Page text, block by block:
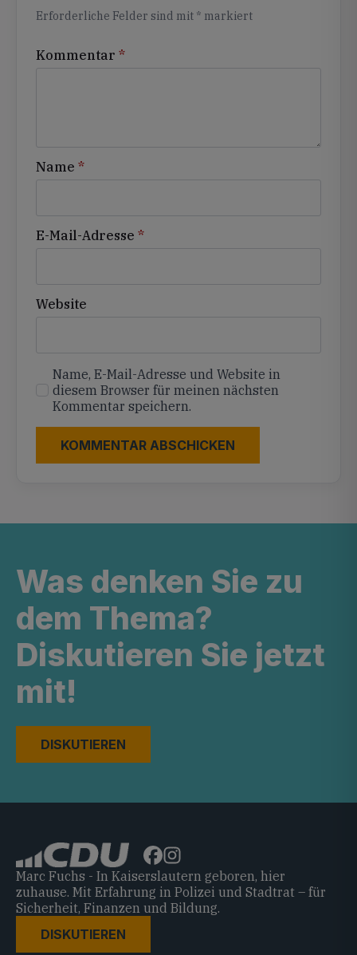
Erforderliche Felder sind mit * markiert
Kommentar *
Name *
E-Mail-Adresse *
Website
Name, E-Mail-Adresse und Website in
diesem Browser für meinen nächsten
Kommentar speichern.
Was denken Sie zu
dem Thema?
Diskutieren Sie jetzt
mit!
DISKUTIEREN
Marc Fuchs - In Kaiserslautern geboren, hier
zuhause. Mit Erfahrung in Polizei und Stadtrat – für
Sicherheit, Finanzen und Bildung.
DISKUTIEREN